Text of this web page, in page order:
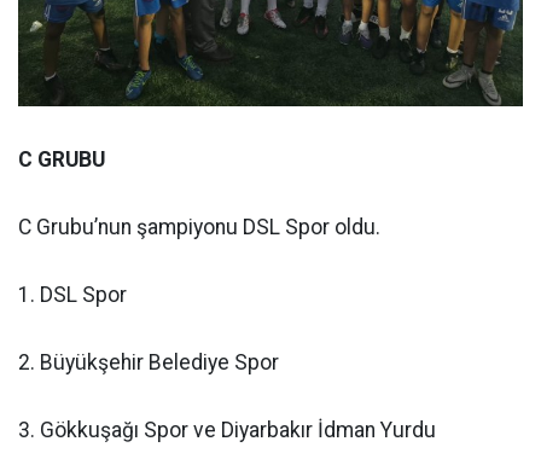
C GRUBU
C Grubu’nun şampiyonu DSL Spor oldu.
1. DSL Spor
2. Büyükşehir Belediye Spor
3. Gökkuşağı Spor ve Diyarbakır İdman Yurdu